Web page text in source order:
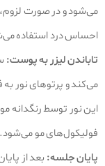
می‌شود و در صورت
احساس درد استفاده
تاباندن لیزر به پوست:
می‌کند و پرتوهای نور
این نور توسط رنگدانه
فولیکول‌های مو می‌شود.
پایان جلسه: بعد از